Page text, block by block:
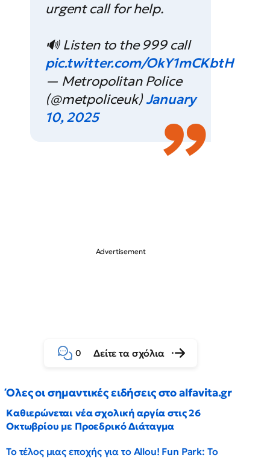
urgent call for help.
🔊 Listen to the 999 call
pic.twitter.com/OkY1mCKbtH
— Metropolitan Police
(@metpoliceuk)January
10, 2025
0 Δείτε τα σχόλια
Όλες οι σημαντικές ειδήσεις στο alfavita.gr
Καθιερώνεται νέα σχολική αργία στις 26
Οκτωβρίου με Προεδρικό Διάταγμα
Το τέλος μιας εποχής για το Allou! Fun Park: Το